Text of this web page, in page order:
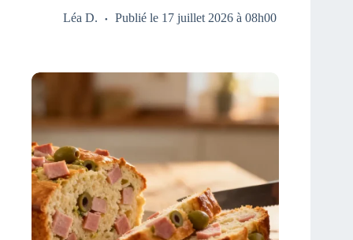
Léa D.
Publié le 17 juillet 2026 à 08h00